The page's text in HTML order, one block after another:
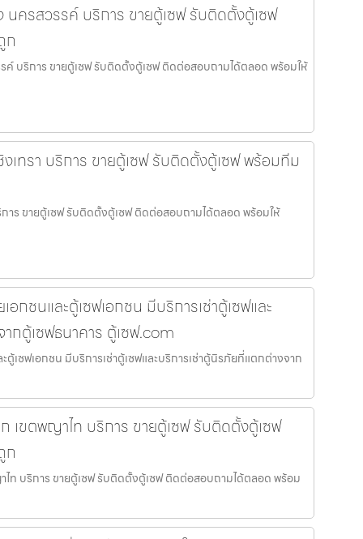
ครสวรรค์ บริการ ขายตู้เซฟ รับติดตั้งตู้เซฟ
ก
บริการ ขายตู้เซฟ รับติดตั้งตู้เซฟ ติดต่อสอบถามได้ตลอด พร้อมให้
งเทรา บริการ ขายตู้เซฟ รับติดตั้งตู้เซฟ พร้อมทีม
การ ขายตู้เซฟ รับติดตั้งตู้เซฟ ติดต่อสอบถามได้ตลอด พร้อมให้
กชนและตู้เซฟเอกชน มีบริการเช่าตู้เซฟและ
กตู้เซฟธนาคาร ตู้เซฟ.com
เซฟเอกชน มีบริการเช่าตู้เซฟและบริการเช่าตู้นิรภัยที่แตกต่างจาก
เขตพญาไท บริการ ขายตู้เซฟ รับติดตั้งตู้เซฟ
ก
ท บริการ ขายตู้เซฟ รับติดตั้งตู้เซฟ ติดต่อสอบถามได้ตลอด พร้อม